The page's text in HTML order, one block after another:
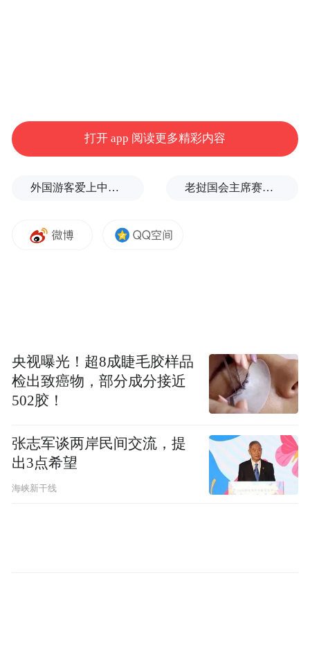
西、美国、墨西哥等国家，开展经贸交流活
动，推动招商引资和市场拓展，进一步吸引
频)为凤凰网旗下自媒体平台“大风号”用户上传并发
布，本平台仅提供信息存储空间服务。
打开 app 阅读更多精彩内容
外国游客爱上中国旅拍、汉服和美甲 老挝国会主席赛宋蓬逝世
央视曝光！超8成睫毛胶样品
检出致癌物，部分成分接近
502胶！
张志军谈两岸民间交流，提
出3点希望
海峡新干线